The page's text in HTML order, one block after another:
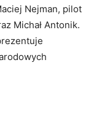
Nejman, pilot
Michał Antonik.